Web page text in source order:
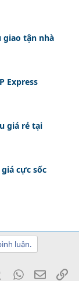
giao tận nhà
Express
giá rẻ tại
cực sốc
luận.
TumblrWhatsApp
Email